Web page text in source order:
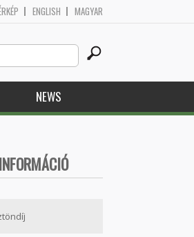
ENGLISH MAGYAR
Search
this
site
NEWS